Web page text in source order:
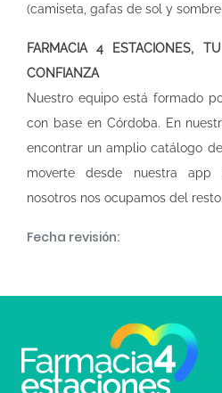
(camiseta, gafas de sol y
FARMACIA 4 ESTACIONES,
CONFIANZA
Nuestro equipo está formado
con base en Córdoba. En
encontrar un amplio catálogo
moverte desde nuestra app
nosotros nos ocupamos del resto.
Fecha revisión: